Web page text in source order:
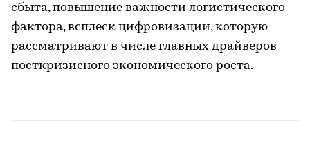
сбыта, повышение важности логистического
фактора, всплеск цифровизации, которую
рассматривают в числе главных драйверов
посткризисного экономического роста.